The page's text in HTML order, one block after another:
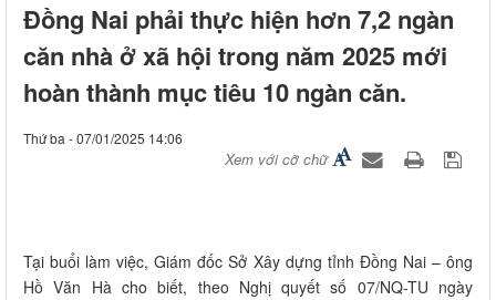
Đồng Nai phải thực hiện hơn 7,2 ngàn
căn nhà ở xã hội trong năm 2025 mới
hoàn thành mục tiêu 10 ngàn căn.
Thứ ba - 07/01/2025 14:06
Xem với cỡ chữ
Tại buổi làm việc, Giám đốc Sở Xây dựng tỉnh Đồng Nai – ông
Hồ Văn Hà cho biết, theo Nghị quyết số 07/NQ-TU ngày